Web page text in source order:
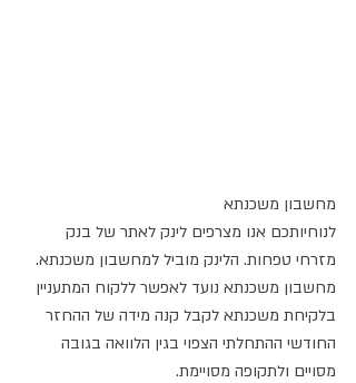
מחשבון משכנתא
לנוחיותכם אנו מצרפים לינק לאתר של בנק
מזרחי טפחות. הלינק מוביל למחשבון משכנתא.
מחשבון משכנתא נועד לאפשר ללקוח המתעניין
בלקיחת משכנתא לקבל קנה מידה של ההחזר
החודשי ההתחלתי הצפוי בגין הלוואה בגובה
מסויים ולתקופה מסויימת.